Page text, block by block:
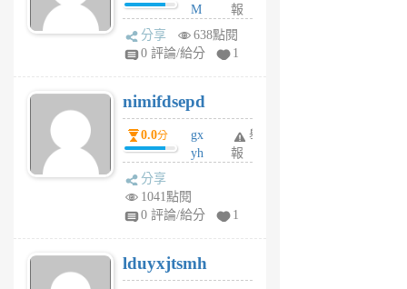
M
U
F
U
5
個
月
報
分享
638點閱
0 評論/給分
1
nimifdsepd
0.0分
gx
yh
jl
月
前
舉
報
分享
1041點閱
0 評論/給分
1
lduyxjtsmh